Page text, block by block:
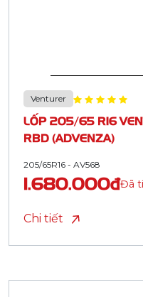
Venturer
LỐP 205/65 R16
RBD (ADVENZA)
205/65R16 - AV568
1.680.000đĐã
Chi tiết